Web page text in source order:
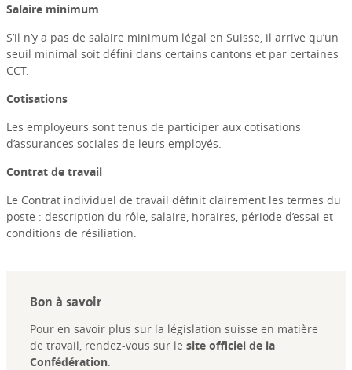
Salaire minimum
S’il n’y a pas de salaire minimum légal en Suisse, il arrive qu’un
seuil minimal soit défini dans certains cantons et par certaines
CCT.
Cotisations
Les employeurs sont tenus de participer aux cotisations
d’assurances sociales de leurs employés.
Contrat de travail
Le Contrat individuel de travail définit clairement les termes du
poste : description du rôle, salaire, horaires, période d’essai et
conditions de résiliation.
Bon à savoir
Pour en savoir plus sur la législation suisse en matière
de travail, rendez-vous sur le site officiel de la
Confédération.